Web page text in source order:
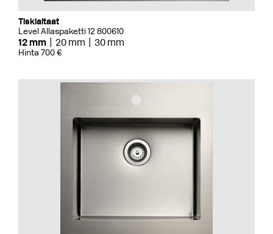
Tiskialtaat
Level Allaspaketti 12 800610
12 mm 20 mm 30 mm
Hinta 700 €